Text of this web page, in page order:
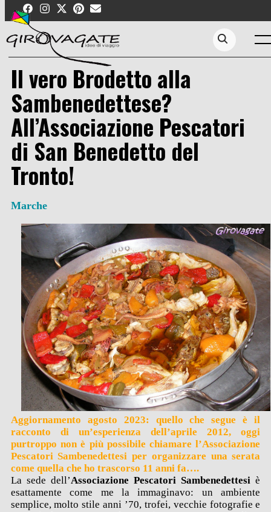
content
Search...
Il vero Brodetto alla
Sambenedettese?
All’Associazione Pescatori
di San Benedetto del
Tronto!
Marche
Aggiornamento agosto 2023: quello che segue è il
racconto di un’esperienza dell’aprile 2012, oggi
purtroppo non è più possibile chiamare l’Associazione
Pescatori Sambenedettesi per organizzare una serata
come quella che ho trascorso 11 anni fa….
La sede dell’Associazione Pescatori Sambenedettesi è
esattamente come me la immaginavo: un ambiente
semplice, molto stile anni ’70, trofei, vecchie fotografie e